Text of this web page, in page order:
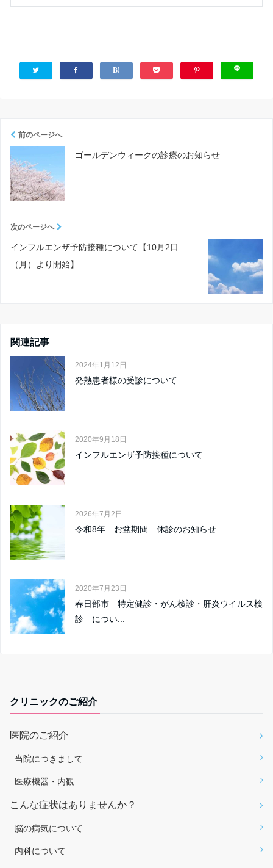
前のページへ
ゴールデンウィークの診療のお知らせ
次のページへ
インフルエンザ予防接種について【10月2日
（月）より開始】
関連記事
2024年1月12日
発熱患者様の受診について
2020年9月18日
インフルエンザ予防接種について
2026年7月2日
令和8年 お盆期間 休診のお知らせ
2020年7月23日
春日部市 特定健診・がん検診・肝炎ウイルス検
診 につい...
クリニックのご紹介
医院のご紹介
当院につきまして
医療機器・内観
こんな症状はありませんか？
脳の病気について
内科について